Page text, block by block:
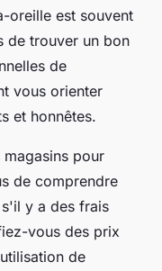
oreille est souvent
de trouver un bon
de
vous orienter
et honnêtes.
pour
de comprendre
y a des frais
vous des prix
de